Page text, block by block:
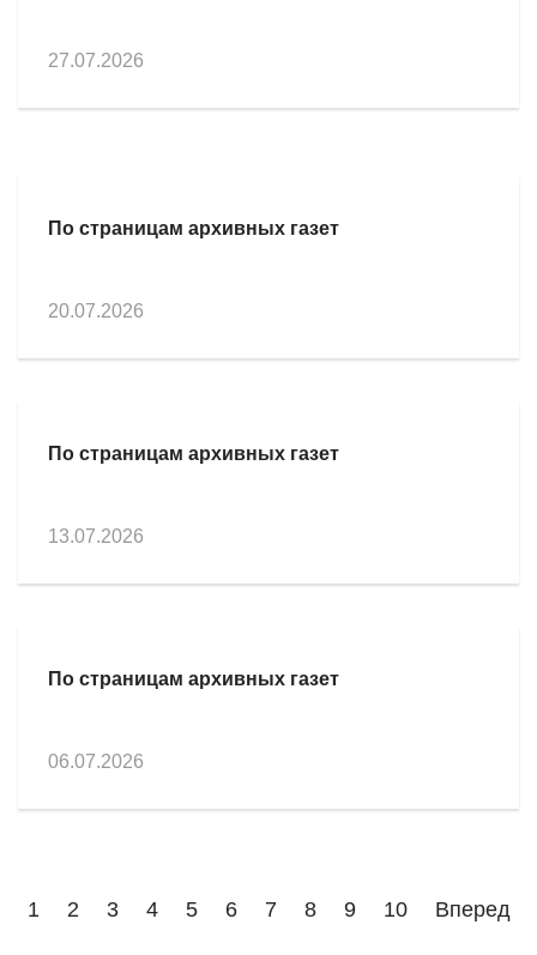
27.07.2026
По страницам архивных газет
20.07.2026
По страницам архивных газет
13.07.2026
По страницам архивных газет
06.07.2026
1 2 3 4 5 6 7 8 9 10 Вперед